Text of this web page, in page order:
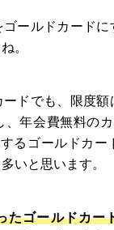
ールドカードに
。
ドでも、限度額
、年会費無料の
るゴールドカー
いと思います。
たゴールドカー